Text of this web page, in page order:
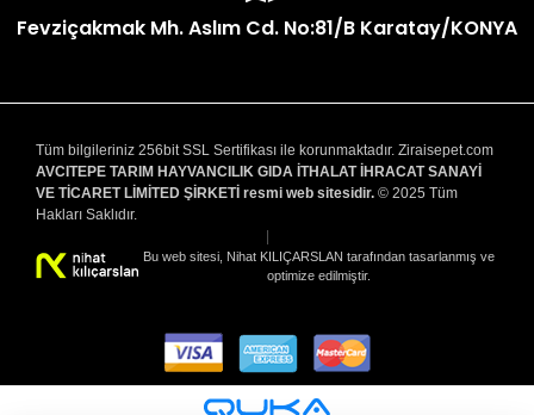
Fevziçakmak Mh. Aslım Cd. No:81/B Karatay/KONYA
Tüm bilgileriniz 256bit SSL Sertifikası ile korunmaktadır. Ziraisepet.com
AVCITEPE TARIM HAYVANCILIK GIDA İTHALAT İHRACAT SANAYİ
VE TİCARET LİMİTED ŞİRKETİ resmi web sitesidir. © 2025 Tüm
Hakları Saklıdır.
Bu web sitesi, Nihat KILIÇARSLAN tarafından tasarlanmış ve
optimize edilmiştir.